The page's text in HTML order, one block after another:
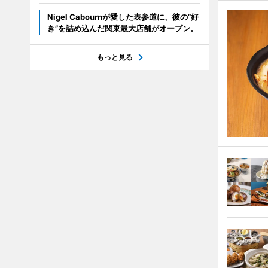
Nigel Cabournが愛した表参道に、彼の“好
き”を詰め込んだ関東最大店舗がオープン。
もっと見る